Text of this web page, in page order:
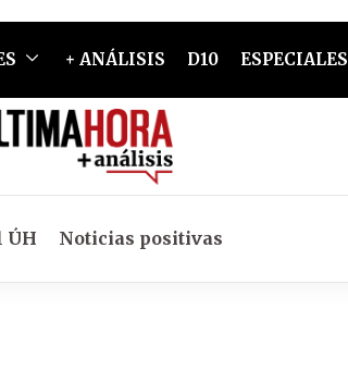
+ ANÁLISIS D10 ESPECIALES
ÚH Noticias positivas